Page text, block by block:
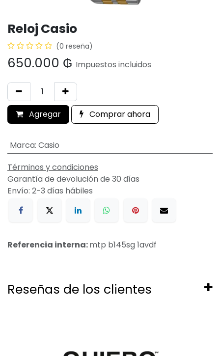
Reloj Casio
(0 reseña)
650.000 ₲ Impuestos incluidos
Agregar Comprar ahora
Marca: Casio
Términos y condiciones
Garantía de devolución de 30 días
Envío: 2-3 días hábiles
Referencia interna:mtp b145sg 1avdf
Reseñas de los clientes